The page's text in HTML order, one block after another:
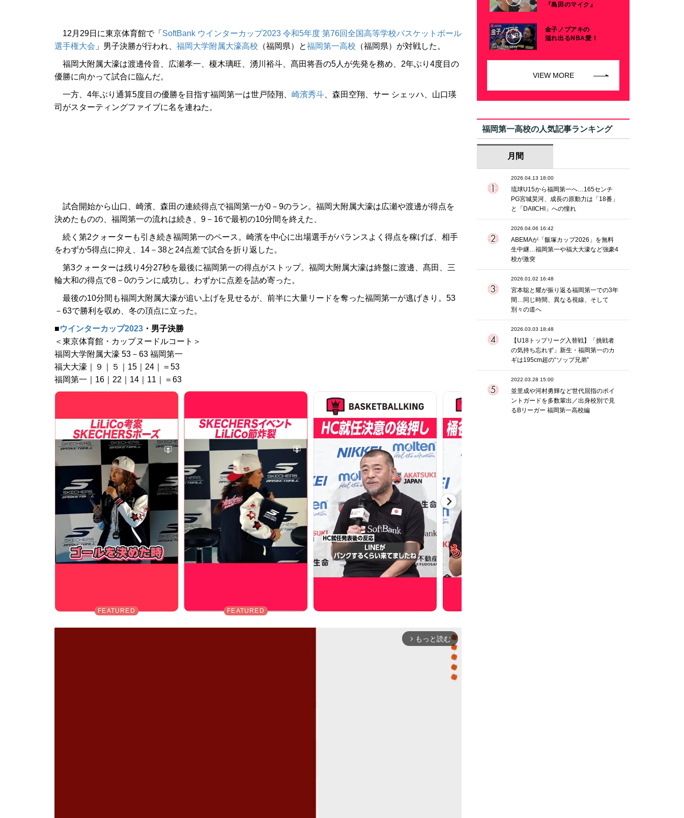
12月29日に東京体育館で「 SoftBank ウインターカップ2023 令和5年度 第76回全国高等学校バスケットボール
選手権大会 」男子決勝が行われ、 福岡大学附属大濠高校 （福岡県）と福岡第一高校 （福岡県）が対戦した。
福岡大附属大濠は渡邊伶音、広瀬孝一、榎木璃旺、湧川裕斗、髙田将吾の5人が先発を務め、2年ぶり4度目の
優勝に向かって試合に臨んだ。
一方、4年ぶり通算5度目の優勝を目指す福岡第一は世戸陸翔、 崎濱秀斗 、森田空翔、サー シェッハ、山口瑛
司がスターティングファイブに名を連ねた。
試合開始から山口、崎濱、森田の連続得点で福岡第一が0－9のラン。福岡大附属大濠は広瀬や渡邊が得点を
決めたものの、福岡第一の流れは続き、9－16で最初の10分間を終えた、
続く第2クォーターも引き続き福岡第一のペース。崎濱を中心に出場選手がバランスよく得点を稼げば、相手
をわずか5得点に抑え、14－38と24点差で試合を折り返した。
第3クォーターは残り4分27秒を最後に福岡第一の得点がストップ。福岡大附属大濠は終盤に渡邊、髙田、三
輪大和の得点で8－0のランに成功し。わずかに点差を詰め寄った。
最後の10分間も福岡大附属大濠が追い上げを見せるが、前半に大量リードを奪った福岡第一が逃げきり。53
－63で勝利を収め、冬の頂点に立った。
■ウインターカップ2023 ・男子決勝
＜東京体育館・カップヌードルコート＞
福岡大学附属大濠 53－63 福岡第一
福大大濠｜９｜５｜15｜24｜＝53
福岡第一｜16｜22｜14｜11｜＝63
arrow_forward_ios もっと読む
『島田のマイク』
金子ノブアキの
溢れ出るNBA愛！
VIEW MORE
福岡第一高校の人気記事ランキング
月間
2026.04.13 18:00
琉球U15から福岡第一へ…165センチ
PG宮城昊河、成長の原動力は「18番」
と「DAIICHI」への憧れ
2026.04.06 16:42
ABEMAが「飯塚カップ2026」を無料
生中継…福岡第一や福大大濠など強豪4
校が激突
2026.01.02 16:48
宮本聡と耀が振り返る福岡第一での3年
間…同じ時間、異なる視線、そして
別々の道へ
2026.03.03 18:48
【U18トップリーグ入替戦】「挑戦者
の気持ち忘れず」新生・福岡第一のカ
ギは195cm超の“ソップ兄弟”
2022.03.28 15:00
並里成や河村勇輝など世代屈指のポイ
ントガードを多数輩出／出身校別で見
るBリーガー 福岡第一高校編